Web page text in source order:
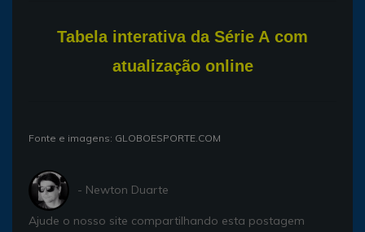
Tabela interativa da Série A com
atualização online
Fonte e imagens: GLOBOESPORTE.COM
- Newton Duarte
Ajude o nosso site compartilhando esta postagem